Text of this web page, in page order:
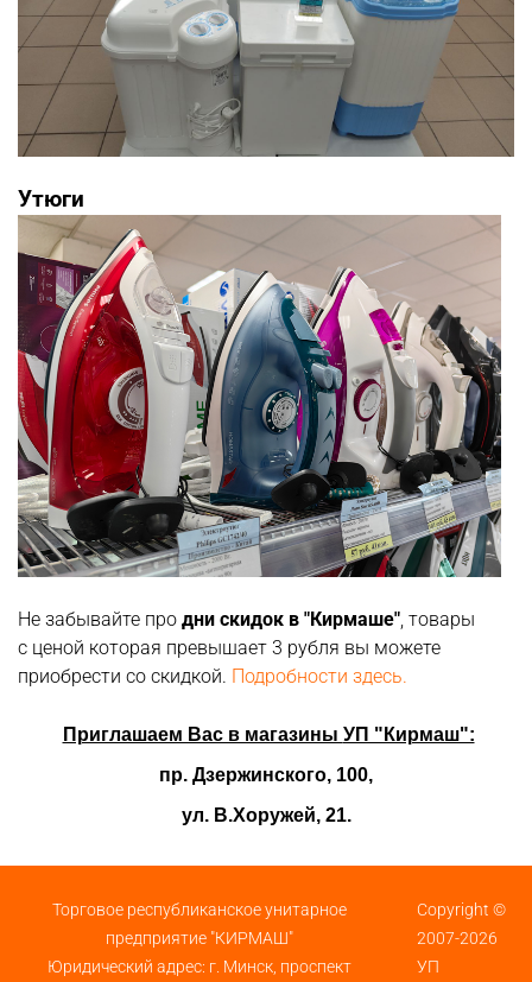
Утюги
Не забывайте про дни скидок в "Кирмаше" , товары
с ценой которая превышает 3 рубля вы можете
приобрести со скидкой. Подробности здесь.
Приглашаем Вас в магазины УП "Кирмаш":
пр. Дзержинского, 100,
ул. В.Хоружей, 21.
Торговое республиканское унитарное
предприятие "КИРМАШ"
Юридический адрес: г. Минск, проспект
Copyright ©
2007-2026
УП